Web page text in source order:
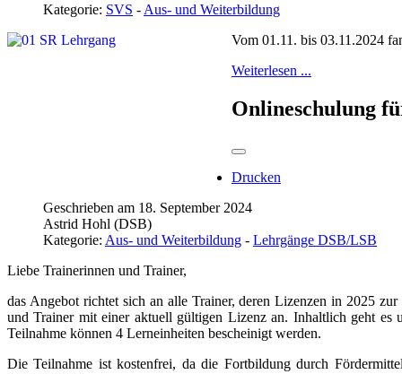
Kategorie: SVS - Aus- und Weiterbildung
Vom 01.11. bis 03.11.2024
Weiterlesen ...
Onlineschulung
Drucken
Geschrieben am 18. September 2024
Astrid Hohl (DSB)
Kategorie: Aus- und Weiterbildung - Lehrgänge DSB/LSB
Liebe Trainerinnen und Trainer,
das Angebot richtet sich an alle Trainer, deren Lizenzen in 2025
und Trainer mit einer aktuell gültigen Lizenz an. Inhaltlich geht es
Teilnahme können 4 Lerneinheiten bescheinigt werden.
Die Teilnahme ist kostenfrei, da die Fortbildung durch